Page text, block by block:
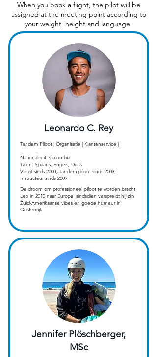
When you book a flight, the pilot will be
assigned at the meeting point according to
your weight, height and language.
Leonardo C. Rey
​Tandem Piloot | Organisatie | Klantenservice |
Nationaliteit: Colombia
Talen: Spaans, Engels, Duits
Vliegt sinds 2000, Tandem piloot sinds 2003,
Instructeur sinds 2009
De droom om professioneel piloot te worden bracht
Leo in 2010 naar Europa, sindsdien verspreidt hij zijn
Zuid-Amerikaanse vibes en goede humeur in
Oostenrijk
Jennifer Plöschberger,
MSc